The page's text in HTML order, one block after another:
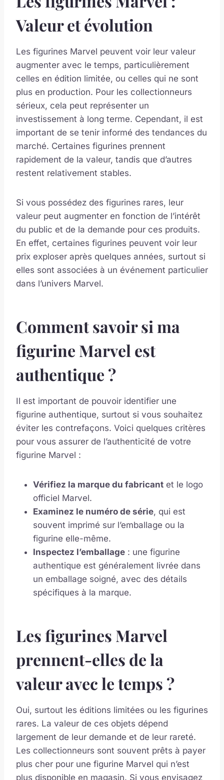
Valeur et évolution
Les figurines Marvel peuvent voir leur valeur
augmenter avec le temps, particulièrement
celles en édition limitée, ou celles qui ne sont
plus en production. Pour les collectionneurs
sérieux, cela peut représenter un
investissement à long terme. Cependant, il est
important de se tenir informé des tendances du
marché. Certaines figurines prennent
rapidement de la valeur, tandis que d’autres
restent relativement stables.
Si vous possédez des figurines rares, leur
valeur peut augmenter en fonction de l’intérêt
du public et de la demande pour ces produits.
En effet, certaines figurines peuvent voir leur
prix exploser après quelques années, surtout si
elles sont associées à un événement particulier
dans l’univers Marvel.
Comment savoir si ma
figurine Marvel est
authentique ?
Il est important de pouvoir identifier une
figurine authentique, surtout si vous souhaitez
éviter les contrefaçons. Voici quelques critères
pour vous assurer de l’authenticité de votre
figurine Marvel :
Vérifiez la marque du fabricant et le logo
officiel Marvel.
Examinez le numéro de série, qui est
souvent imprimé sur l’emballage ou la
figurine elle-même.
Inspectez l’emballage : une figurine
authentique est généralement livrée dans
un emballage soigné, avec des détails
spécifiques à la marque.
Les figurines Marvel
prennent-elles de la
valeur avec le temps ?
Oui, surtout les éditions limitées ou les figurines
rares. La valeur de ces objets dépend
largement de leur demande et de leur rareté.
Les collectionneurs sont souvent prêts à payer
plus cher pour une figurine Marvel qui n’est
plus disponible en magasin. Si vous envisagez